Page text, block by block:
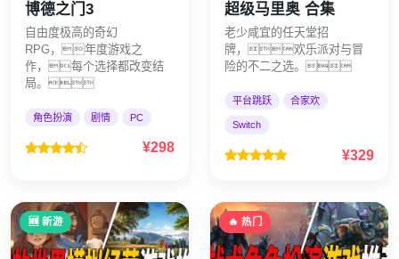
博德之门3
自由度极高的奇幻
RPG，年度游戏之
作，每个选择都改变结
局。
角色扮演 剧情 PC
¥298
超级马里奥 合集
老少咸宜的任天堂招
牌，欢乐派对与冒
险的不二之选。
平台跳跃 合家欢
Switch
¥329
🆕 新游 🔥 热门